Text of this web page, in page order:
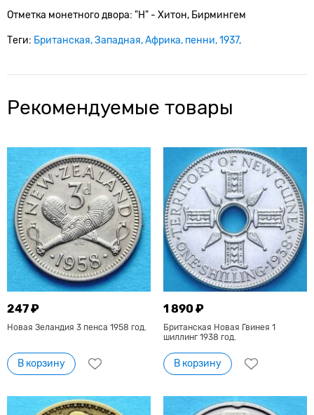
Отметка монетного двора: "H" - Хитон, Бирмингем
Теги: Британская Западная Африка пенни 1937
Рекомендуемые товары
247 ₽
Новая Зеландия 3 пенса 1958 год.
В корзину
1 890 ₽
Британская Новая Гвинея 1
шиллинг 1938 год.
В корзину